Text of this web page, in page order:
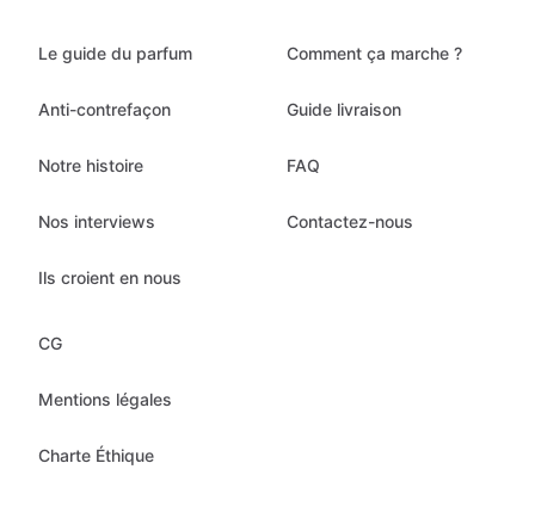
Le guide du parfum
Anti-contrefaçon
Notre histoire
Nos interviews
Ils croient en nous
Comment ça marche ?
Guide livraison
FAQ
Contactez-nous
CG
Mentions légales
Charte Éthique